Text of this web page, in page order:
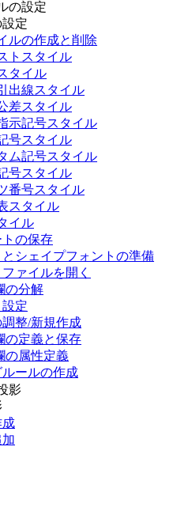
の設定
定
ルの作成と削除
トスタイル
タイル
出線スタイル
差スタイル
示記号スタイル
号スタイル
ム記号スタイル
号スタイル
番号スタイル
スタイル
イル
の保存
シェイプフォントの準備
ァイルを開く
の分解
定
整/新規作成
の定義と保存
の属性定義
ールの作成
影
成